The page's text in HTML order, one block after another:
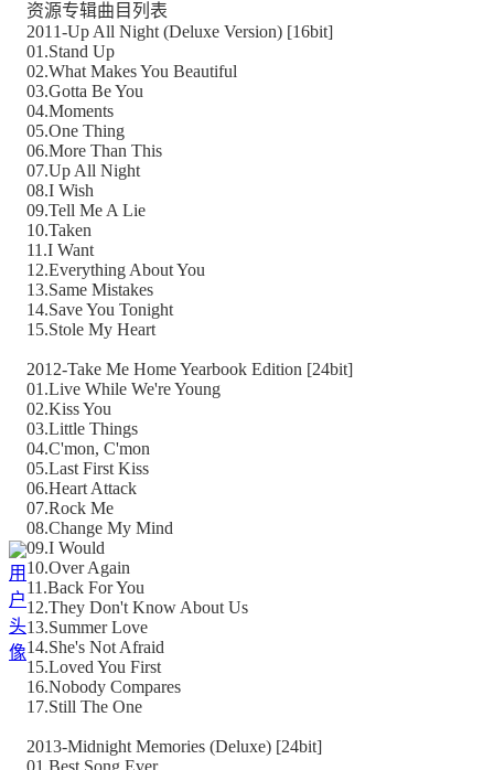
资源专辑曲目列表
2011-Up All Night (Deluxe Version) [16bit]
01.Stand Up
02.What Makes You Beautiful
03.Gotta Be You
04.Moments
05.One Thing
06.More Than This
07.Up All Night
08.I Wish
09.Tell Me A Lie
10.Taken
11.I Want
12.Everything About You
13.Same Mistakes
14.Save You Tonight
15.Stole My Heart
2012-Take Me Home Yearbook Edition [24bit]
01.Live While We're Young
02.Kiss You
03.Little Things
04.C'mon, C'mon
05.Last First Kiss
06.Heart Attack
07.Rock Me
08.Change My Mind
09.I Would
10.Over Again
11.Back For You
12.They Don't Know About Us
13.Summer Love
14.She's Not Afraid
15.Loved You First
16.Nobody Compares
17.Still The One
2013-Midnight Memories (Deluxe) [24bit]